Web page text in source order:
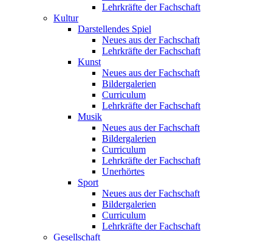
Lehrkräfte der Fachschaft
Kultur
Darstellendes Spiel
Neues aus der Fachschaft
Lehrkräfte der Fachschaft
Kunst
Neues aus der Fachschaft
Bildergalerien
Curriculum
Lehrkräfte der Fachschaft
Musik
Neues aus der Fachschaft
Bildergalerien
Curriculum
Lehrkräfte der Fachschaft
Unerhörtes
Sport
Neues aus der Fachschaft
Bildergalerien
Curriculum
Lehrkräfte der Fachschaft
Gesellschaft